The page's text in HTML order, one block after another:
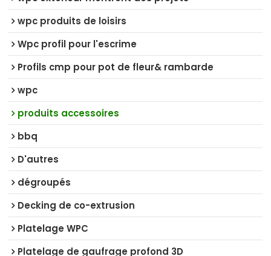
wpc produits de loisirs
Wpc profil pour l'escrime
Profils cmp pour pot de fleur& rambarde
wpc
produits accessoires
bbq
D'autres
dégroupés
Decking de co-extrusion
Platelage WPC
Platelage de gaufrage profond 3D